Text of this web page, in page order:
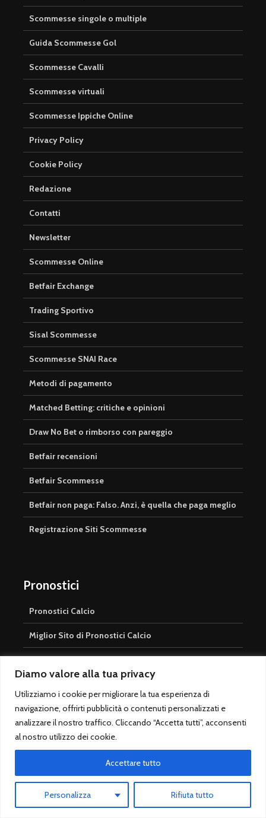
Diamo valore alla tua privacy
Utilizziamo i cookie per migliorare la tua esperienza di
navigazione, offrirti pubblicità o contenuti personalizzati e
analizzare il nostro traffico. Cliccando “Accetta tutti”, acconsenti
al nostro utilizzo dei cookie.
Personalizza Rifiuta tutto
Accettare tutto
Scommesse singole o multiple
Guida Scommesse Gol
Scommesse Cavalli
Scommesse virtuali
Scommesse Ippiche Online
Privacy Policy
Cookie Policy
Redazione
Contatti
Newsletter
Scommesse Online
Betfair Exchange
Trading Sportivo
Sisal Scommesse
Scommesse SNAI Race
Metodi di pagamento
Matched Betting: critiche e opinioni
Draw No Bet o rimborso con pareggio
Betfair recensioni
Betfair Scommesse
Betfair non paga: Falso. Anzi, è quella che paga meglio
Registrazione Siti Scommesse
Pronostici
Pronostici Calcio
Miglior Sito di Pronostici Calcio
Quote Serie A
Bookmaker & Bonus
Betfair Exchange
Bonus Betfair
SNAI